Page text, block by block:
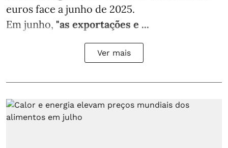
euros face a junho de 2025.
Em junho, "as exportações e ...
Ver mais